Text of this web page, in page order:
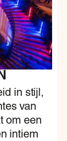
in stijl,
van
om een
intiem